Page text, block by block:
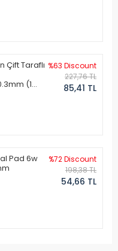
Çift Taraflı
(1
%63 Discount
227,76 TL
85,41 TL
Pad 6w
%72 Discount
198,38 TL
54,66 TL